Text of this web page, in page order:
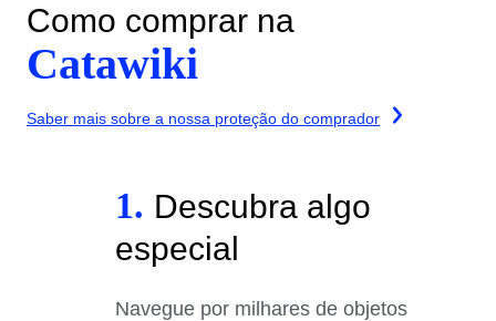
Como comprar na
Catawiki
Saber mais sobre a nossa proteção do comprador
1. Descubra algo
especial
Navegue por milhares de objetos